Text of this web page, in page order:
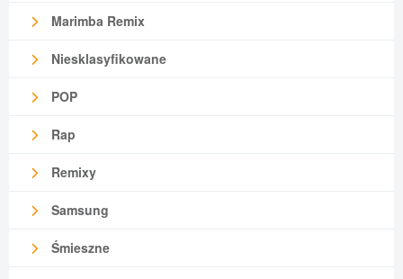
Marimba Remix
Niesklasyfikowane
POP
Rap
Remixy
Samsung
Śmieszne